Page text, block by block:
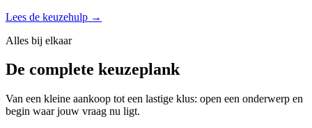
Lees de keuzehulp →
Alles bij elkaar
De complete keuzeplank
Van een kleine aankoop tot een lastige klus: open een onderwerp en
begin waar jouw vraag nu ligt.